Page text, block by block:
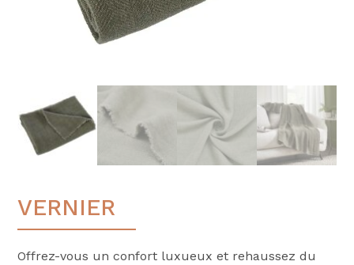
VERNIER
Offrez-vous un confort luxueux et rehaussez du